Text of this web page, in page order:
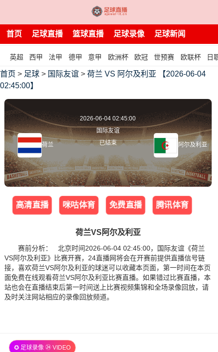
首页 足球直播 篮球直播 足球录像 足球新闻
英超 西甲 法甲 德甲 意甲 欧洲杯 欧冠 世预赛 欧联杯 日
首页 > 足球 > 国际友谊 > 荷兰 VS 阿尔及利亚 【2026-06-04
02:45:00】
荷兰
2026-06-04 02:45:00
国际友谊
已结束
阿尔及利亚
高清直播 咪咕体育 免费直播 腾讯体育
荷兰VS阿尔及利亚
赛前分析： 北京时间2026-06-04 02:45:00，国际友谊《荷兰
VS阿尔及利亚》比赛开赛，24直播网将会在开赛前提供直播信号链
接，喜欢荷兰VS阿尔及利亚的球迷可以收藏本页面，第一时间在本页
面免费在线观看荷兰VS阿尔及利亚比赛直播。如果错过比赛直播，本
站也会在直播结束后第一时间送上比赛视频集锦和全场录像回放，请
及时关注网站相应的录像回放频道。
✪ 足球录像 ㉔ VIDEO